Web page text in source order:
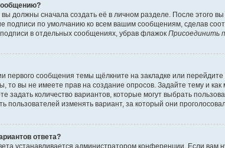
должны сначала создать её в личном разделе. После этого
подписи по умолчанию ко всем вашим сообщениям, сделав
в отдельных сообщениях, убрав флажок Присоединить
первого сообщения темы щёлкните на закладке или
то вы не имеете прав на создание опросов. Задайте тему и
задать количество вариантов, которые могут выбрать
пользователей изменять вариант, за который они
ответа?
устанавливается администратором конференции. Если